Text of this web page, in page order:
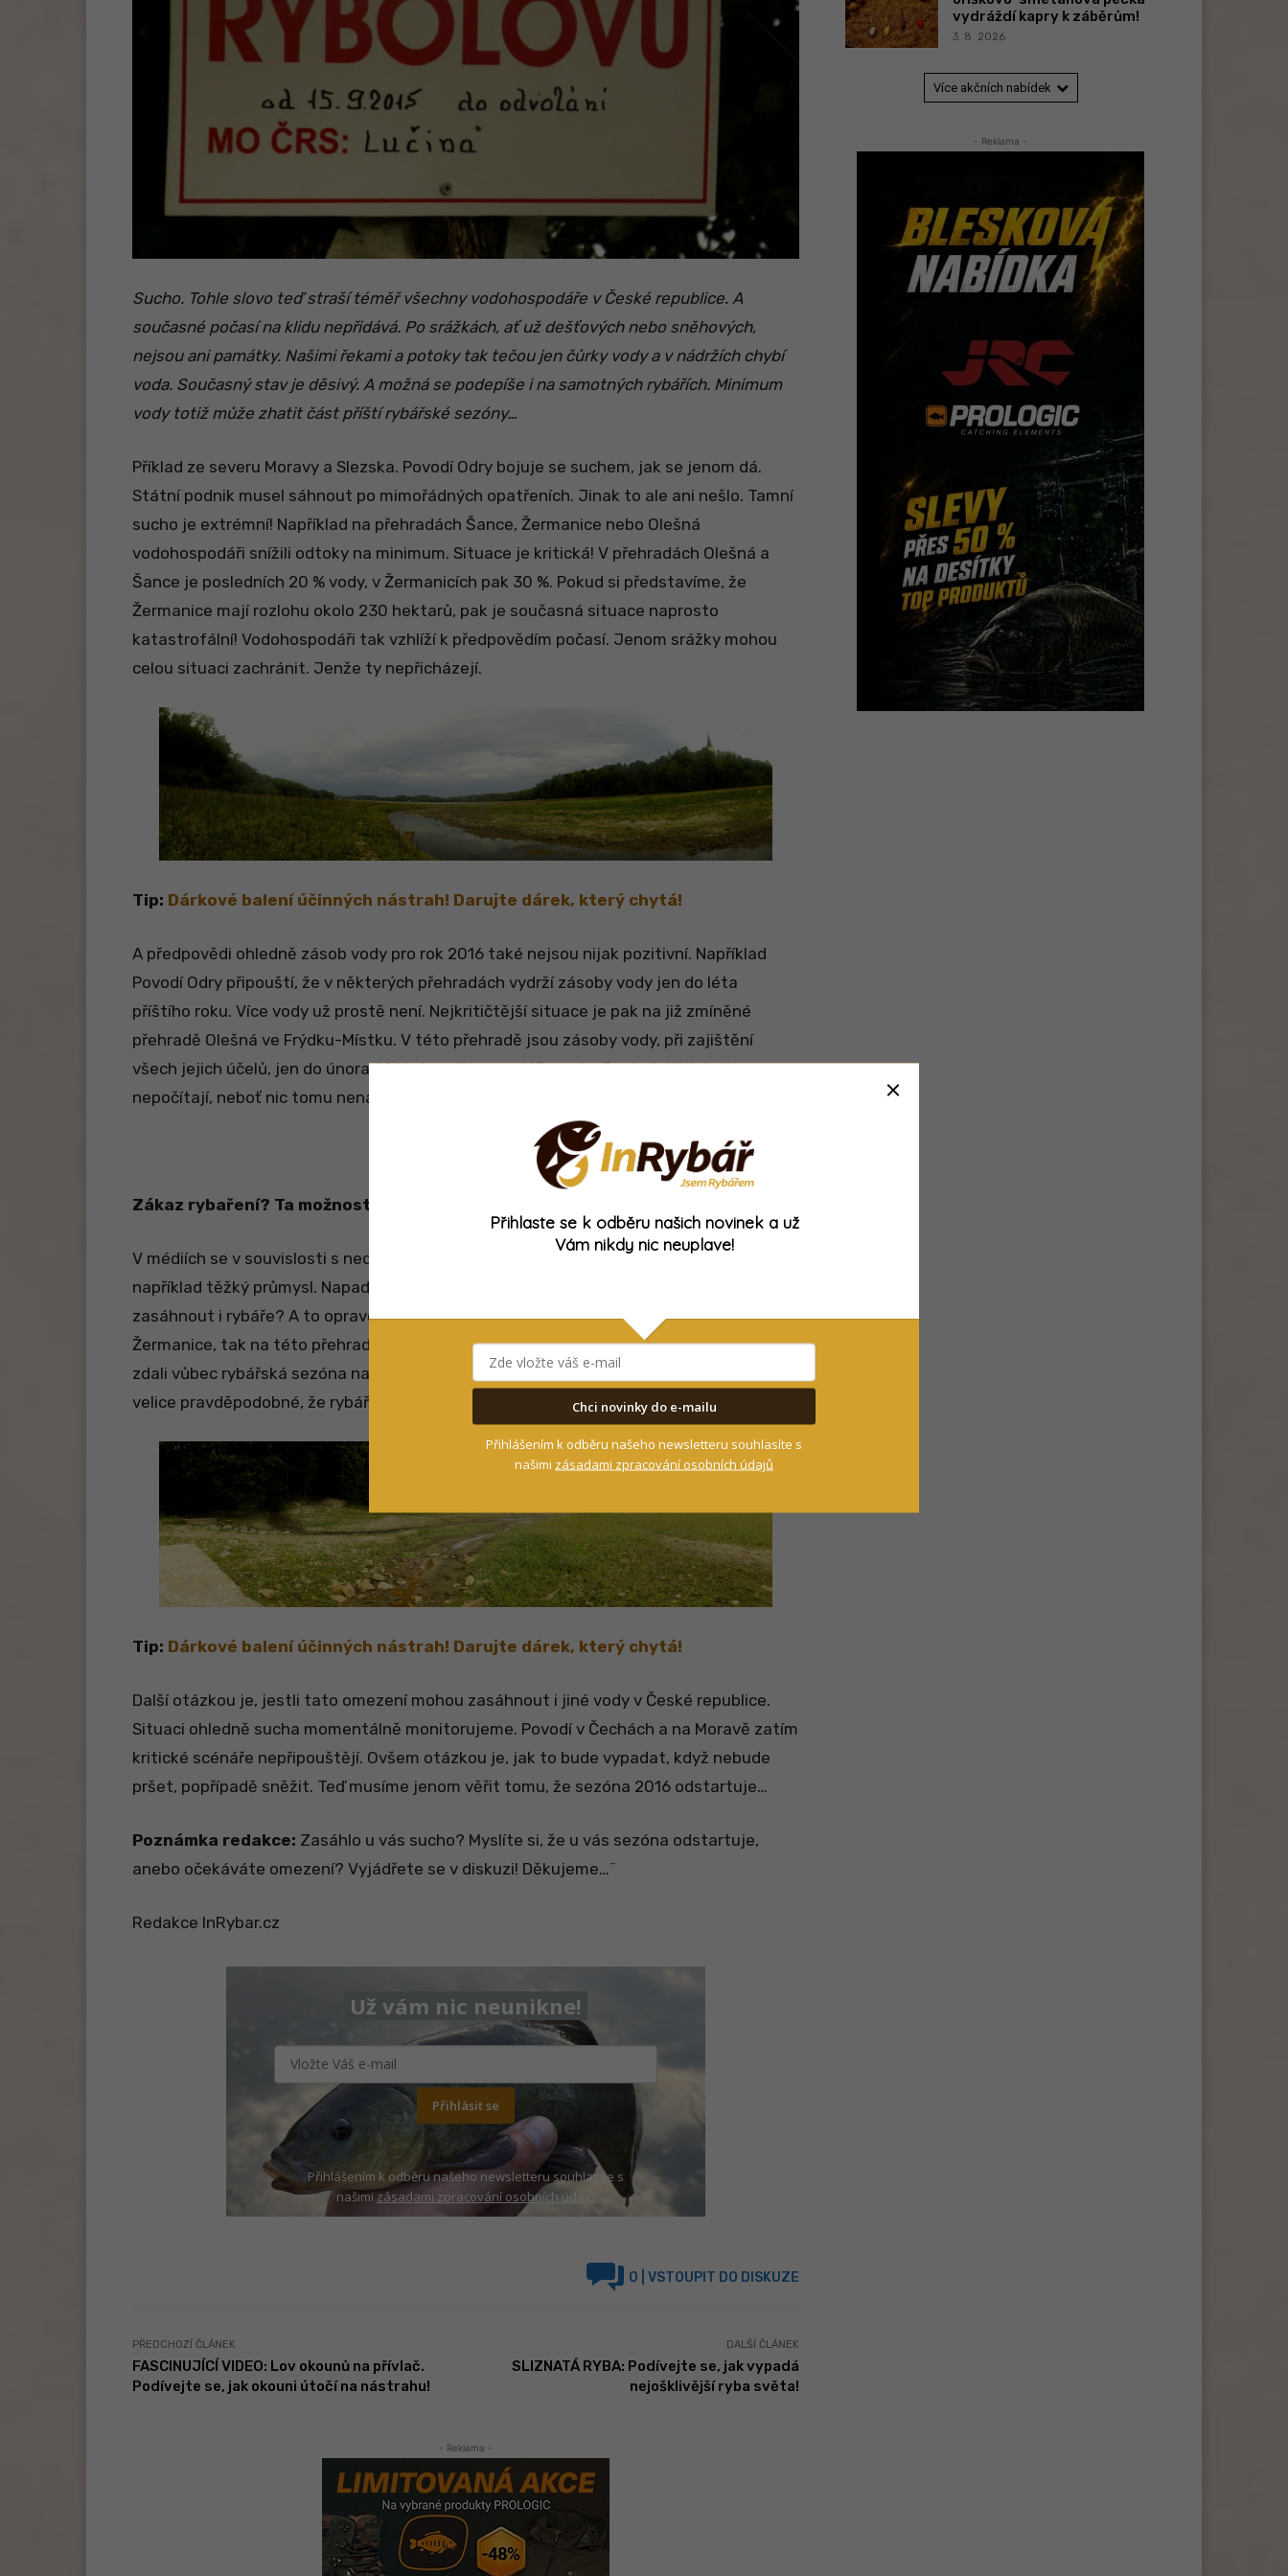
Sucho. Tohle slovo teď straší téměř všechny vodohospodáře v České republice. A
současné počasí na klidu nepřidává. Po srážkách, ať už dešťových nebo sněhových,
nejsou ani památky. Našimi řekami a potoky tak tečou jen čůrky vody a v nádržích chybí
voda. Současný stav je děsivý. A možná se podepíše i na samotných rybářích. Minimum
vody totiž může zhatit část příští rybářské sezóny…
Příklad ze severu Moravy a Slezska. Povodí Odry bojuje se suchem, jak se jenom dá.
Státní podnik musel sáhnout po mimořádných opatřeních. Jinak to ale ani nešlo. Tamní
sucho je extrémní! Například na přehradách Šance, Žermanice nebo Olešná
vodohospodáři snížili odtoky na minimum. Situace je kritická! V přehradách Olešná a
Šance je posledních 20 % vody, v Žermanicích pak 30 %. Pokud si představíme, že
Žermanice mají rozlohu okolo 230 hektarů, pak je současná situace naprosto
katastrofální! Vodohospodáři tak vzhlíží k předpovědím počasí. Jenom srážky mohou
celou situaci zachránit. Jenže ty nepřicházejí.
Tip: Dárkové balení účinných nástrah! Darujte dárek, který chytá!
A předpovědi ohledně zásob vody pro rok 2016 také nejsou nijak pozitivní. Například
Povodí Odry připouští, že v některých přehradách vydrží zásoby vody jen do léta
příštího roku. Více vody už prostě není. Nejkritičtější situace je pak na již zmíněné
přehradě Olešná ve Frýdku-Místku. V této přehradě jsou zásoby vody, při zajištění
všech jejich účelů, jen do února 2016. A vodohospodáři se zlepšením kritické situace
nepočítají, neboť nic tomu nenasvědčuje.
Zákaz rybaření? Ta možnost tady je…
V médiích se v souvislosti s nedostatkem vody nejčastěji mluví o tom, že to poškodí
například těžký průmysl. Napadlo vás ale, že nedostatek vody může negativně
zasáhnout i rybáře? A to opravdu velice nemile! Pokud se vrátíme na přehradu
Žermanice, tak na této přehradě platí zákaz rybaření již od poloviny září! Otázkou je,
zdali vůbec rybářská sezóna na Žermanicích na jaře začne. Jestli nebude voda, pak je
velice pravděpodobné, že rybáři nebudou moci vůbec chytat.
Tip: Dárkové balení účinných nástrah! Darujte dárek, který chytá!
Další otázkou je, jestli tato omezení mohou zasáhnout i jiné vody v České republice.
Situaci ohledně sucha momentálně monitorujeme. Povodí v Čechách a na Moravě zatím
kritické scénáře nepřipouštějí. Ovšem otázkou je, jak to bude vypadat, když nebude
pršet, popřípadě sněžit. Teď musíme jenom věřit tomu, že sezóna 2016 odstartuje…
Poznámka redakce: Zasáhlo u vás sucho? Myslíte si, že u vás sezóna odstartuje,
anebo očekáváte omezení? Vyjádřete se v diskuzi! Děkujeme…¨
Redakce InRybar.cz
Už vám nic neunikne!
Přihlásit se
Přihlášením k odběru našeho newsletteru souhlasíte s
našimizásadami zpracování osobních údajů
0 | VSTOUPIT DO DISKUZE
PŘEDCHOZÍ ČLÁNEK
FASCINUJÍCÍ VIDEO: Lov okounů na přívlač.
Podívejte se, jak okouni útočí na nástrahu!
DALŠÍ ČLÁNEK
SLIZNATÁ RYBA: Podívejte se, jak vypadá
nejošklivější ryba světa!
- Reklama -
vydráždí kapry k záběrům!
3. 8. 2026
Více akčních nabídek
- Reklama -
Přihlaste se k odběru našich novinek a už
Vám nikdy nic neuplave!
Chci novinky do e-mailu
Přihlášením k odběru našeho newsletteru souhlasíte s
našimi zásadami zpracování osobních údajů